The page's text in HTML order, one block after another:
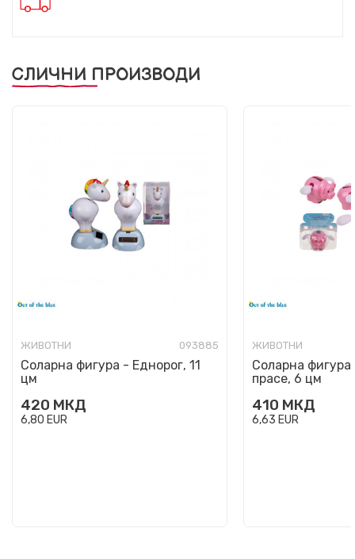
СЛИЧНИ ПРОИЗВОДИ
ЖИВОТНИ 093885
Соларна фигура - Еднорог, 11
цм
420 МКД
6,80 EUR
ЖИВОТНИ
Соларна
прасе, 6 цм
410 МКД
6,63 EUR